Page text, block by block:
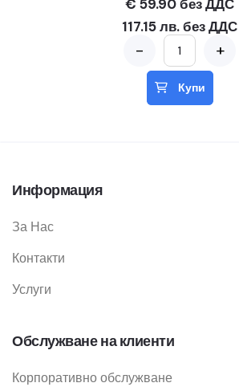
€ 59.90 без ДДС
117.15 лв. без ДДС
- +
Купи
Информация
За Нас
Контакти
Услуги
Обслужване на клиенти
Корпоративно обслужване